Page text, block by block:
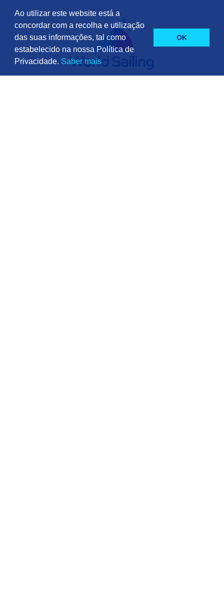
Ao utilizar este website está a
concordar com a recolha e utilização
das suas informações, tal como
estabelecido na nossa Política de
Privacidade. Saber mais
OK